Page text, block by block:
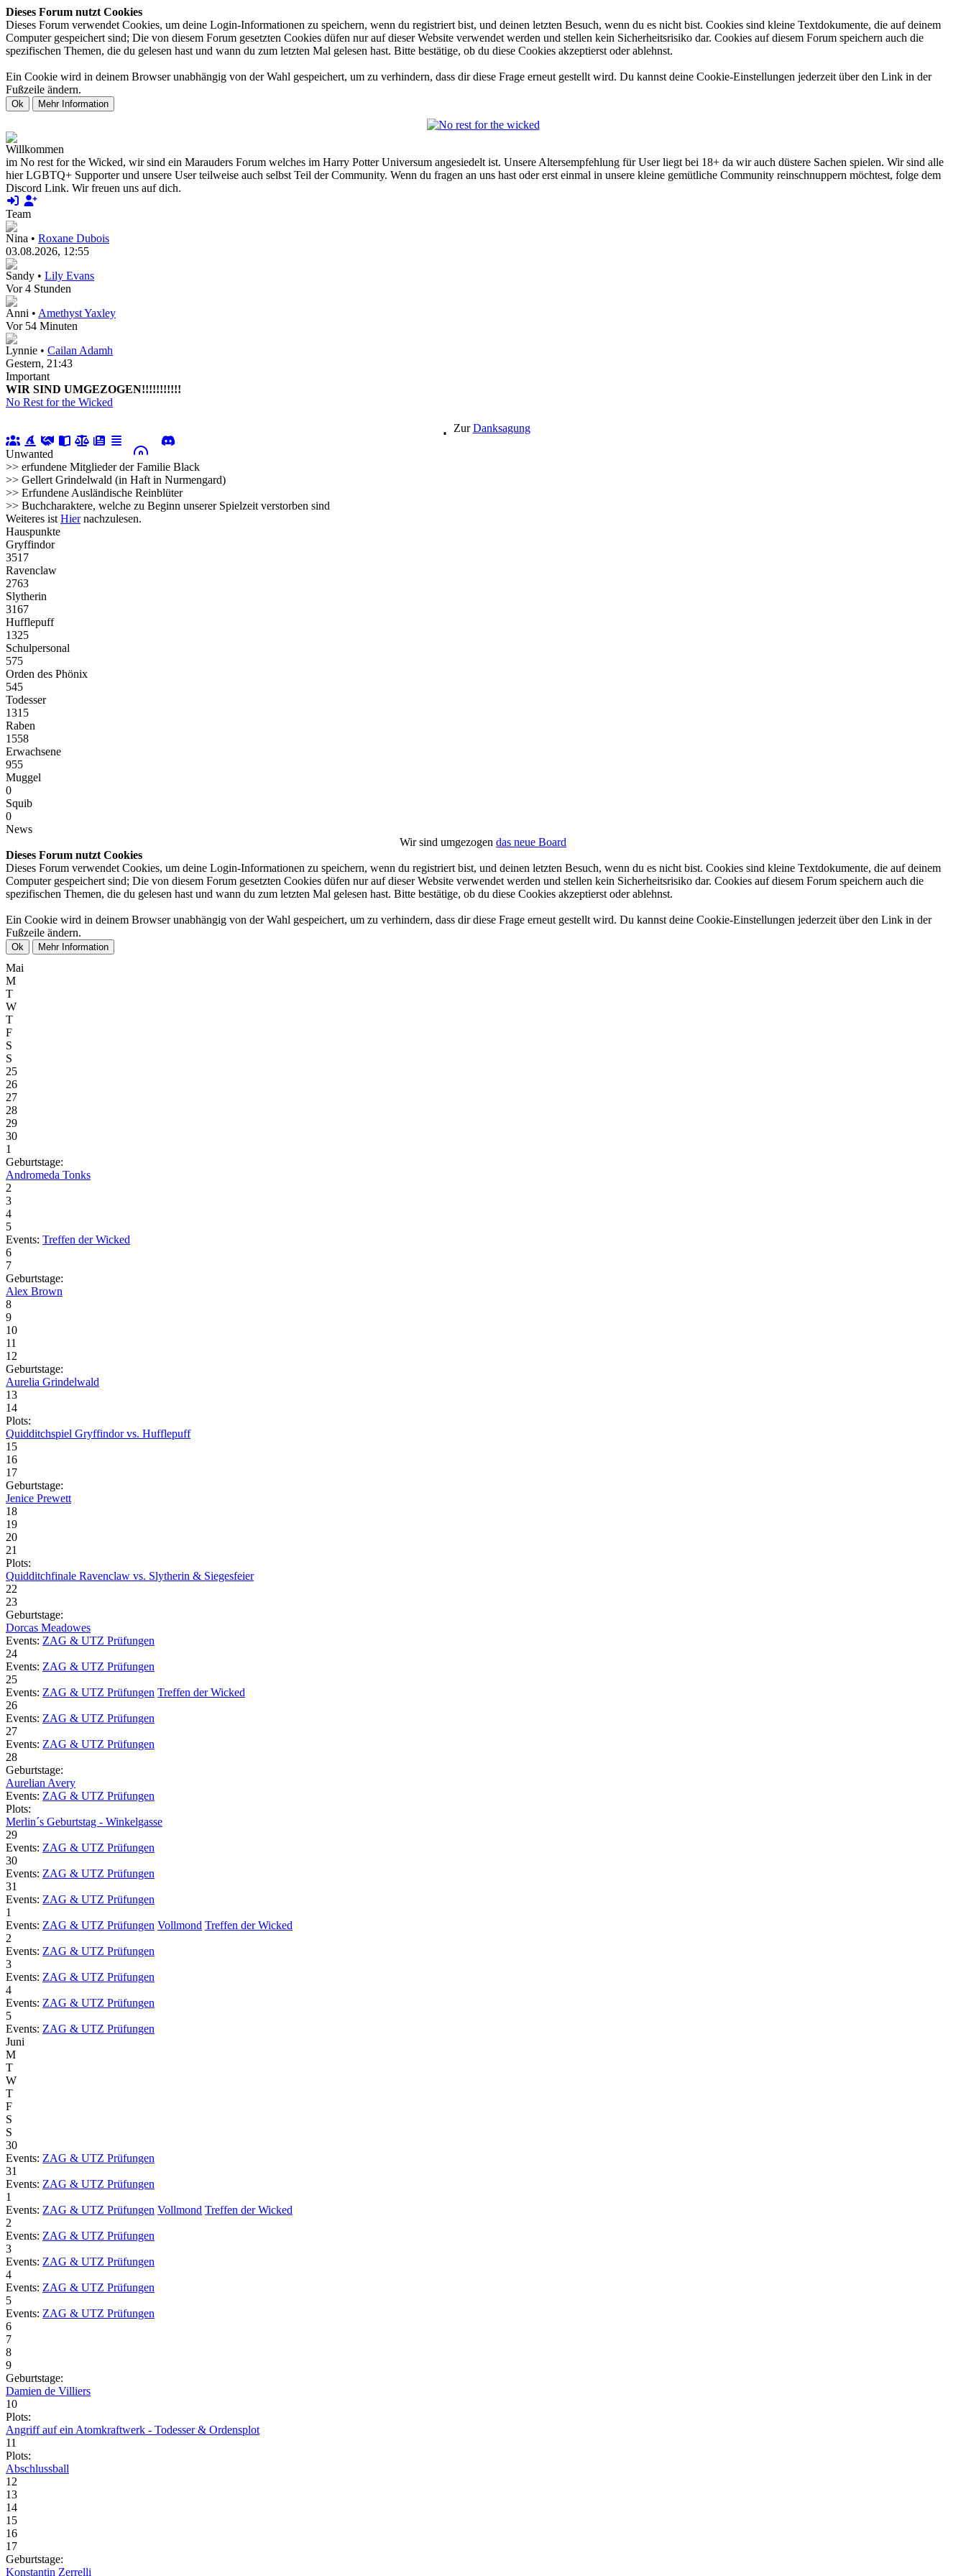
Dieses Forum nutzt Cookies
Dieses Forum verwendet Cookies, um deine Login-Informationen zu speichern, wenn du registriert bist, und deinen letzten Besuch, wenn du es nicht bist. Cookies sind kleine Textdokumente, die auf deinem
Computer gespeichert sind; Die von diesem Forum gesetzten Cookies düfen nur auf dieser Website verwendet werden und stellen kein Sicherheitsrisiko dar. Cookies auf diesem Forum speichern auch die
spezifischen Themen, die du gelesen hast und wann du zum letzten Mal gelesen hast. Bitte bestätige, ob du diese Cookies akzeptierst oder ablehnst.
Ein Cookie wird in deinem Browser unabhängig von der Wahl gespeichert, um zu verhindern, dass dir diese Frage erneut gestellt wird. Du kannst deine Cookie-Einstellungen jederzeit über den Link in der
Fußzeile ändern.
Willkommen
im No rest for the Wicked, wir sind ein Marauders Forum welches im Harry Potter Universum angesiedelt ist. Unsere Altersempfehlung für User liegt bei 18+ da wir auch düstere Sachen spielen. Wir sind alle
hier LGBTQ+ Supporter und unsere User teilweise auch selbst Teil der Community. Wenn du fragen an uns hast oder erst einmal in unsere kleine gemütliche Community reinschnuppern möchtest, folge dem
Discord Link. Wir freuen uns auf dich.
Team
Nina • Roxane Dubois
03.08.2026, 12:55
Sandy • Lily Evans
Vor 4 Stunden
Anni • Amethyst Yaxley
Vor 54 Minuten
Lynnie • Cailan Adamh
Gestern, 21:43
Important
WIR SIND UMGEZOGEN!!!!!!!!!!!
No Rest for the Wicked
ZurDanksagung
Unwanted
>> erfundene Mitglieder der Familie Black
>> Gellert Grindelwald (in Haft in Nurmengard)
>> Erfundene Ausländische Reinblüter
>> Buchcharaktere, welche zu Beginn unserer Spielzeit verstorben sind
Weiteres ist Hiernachzulesen.
Hauspunkte
Gryffindor
3517
Ravenclaw
2763
Slytherin
3167
Hufflepuff
1325
Schulpersonal
575
Orden des Phönix
545
Todesser
1315
Raben
1558
Erwachsene
955
Muggel
0
Squib
0
News
Wir sind umgezogen das neue Board
Dieses Forum nutzt Cookies
Dieses Forum verwendet Cookies, um deine Login-Informationen zu speichern, wenn du registriert bist, und deinen letzten Besuch, wenn du es nicht bist. Cookies sind kleine Textdokumente, die auf deinem
Computer gespeichert sind; Die von diesem Forum gesetzten Cookies düfen nur auf dieser Website verwendet werden und stellen kein Sicherheitsrisiko dar. Cookies auf diesem Forum speichern auch die
spezifischen Themen, die du gelesen hast und wann du zum letzten Mal gelesen hast. Bitte bestätige, ob du diese Cookies akzeptierst oder ablehnst.
Ein Cookie wird in deinem Browser unabhängig von der Wahl gespeichert, um zu verhindern, dass dir diese Frage erneut gestellt wird. Du kannst deine Cookie-Einstellungen jederzeit über den Link in der
Fußzeile ändern.
Mai
M
T
W
T
F
S
S
25
26
27
28
29
30
1
Geburtstage:
Andromeda Tonks
2
3
4
5
Events: Treffen der Wicked
6
7
Geburtstage:
Alex Brown
8
9
10
11
12
Geburtstage:
Aurelia Grindelwald
13
14
Plots:
Quidditchspiel Gryffindor vs. Hufflepuff
15
16
17
Geburtstage:
Jenice Prewett
18
19
20
21
Plots:
Quidditchfinale Ravenclaw vs. Slytherin & Siegesfeier
22
23
Geburtstage:
Dorcas Meadowes
Events: ZAG & UTZ Prüfungen
24
Events: ZAG & UTZ Prüfungen
25
Events: ZAG & UTZ Prüfungen Treffen der Wicked
26
Events: ZAG & UTZ Prüfungen
27
Events: ZAG & UTZ Prüfungen
28
Geburtstage:
Aurelian Avery
Events: ZAG & UTZ Prüfungen
Plots:
Merlin´s Geburtstag - Winkelgasse
29
Events: ZAG & UTZ Prüfungen
30
Events: ZAG & UTZ Prüfungen
31
Events: ZAG & UTZ Prüfungen
1
Events: ZAG & UTZ Prüfungen Vollmond Treffen der Wicked
2
Events: ZAG & UTZ Prüfungen
3
Events: ZAG & UTZ Prüfungen
4
Events: ZAG & UTZ Prüfungen
5
Events: ZAG & UTZ Prüfungen
Juni
M
T
W
T
F
S
S
30
Events: ZAG & UTZ Prüfungen
31
Events: ZAG & UTZ Prüfungen
1
Events: ZAG & UTZ Prüfungen Vollmond Treffen der Wicked
2
Events: ZAG & UTZ Prüfungen
3
Events: ZAG & UTZ Prüfungen
4
Events: ZAG & UTZ Prüfungen
5
Events: ZAG & UTZ Prüfungen
6
7
8
9
Geburtstage:
Damien de Villiers
10
Plots:
Angriff auf ein Atomkraftwerk - Todesser & Ordensplot
11
Plots:
Abschlussball
12
13
14
15
16
17
Geburtstage:
Konstantin Zerrelli